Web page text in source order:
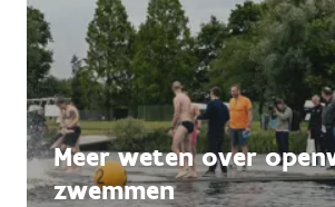
Meer weten over
zwemmen